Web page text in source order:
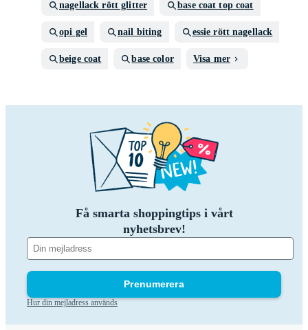
nagellack rött glitter base coat top coat
opi gel nail biting essie rött nagellack
beige coat base color Visa mer
Få smarta shoppingtips i vårt
nyhetsbrev!
Prenumerera
Hur din mejladress används